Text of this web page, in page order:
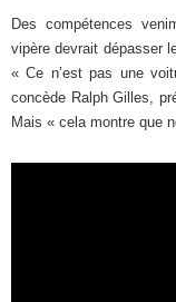
Des compétences
vipère devrait dépasser
« Ce n’est pas une
concède Ralph Gilles,
Mais « cela montre que